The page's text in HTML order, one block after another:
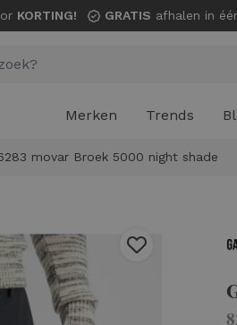
KORTING! GRATIS afhalen in één
Merken Trends
movar Broek 5000 night shade